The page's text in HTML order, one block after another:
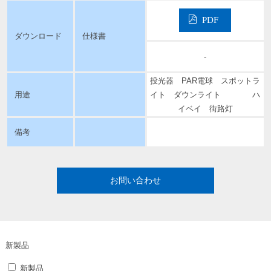
ダウンロード 仕様書
PDF
-
用途
投光器 PAR電球 スポットラ
イト ダウンライト ハ
イベイ 街路灯
備考
お問い合わせ
新製品
新製品